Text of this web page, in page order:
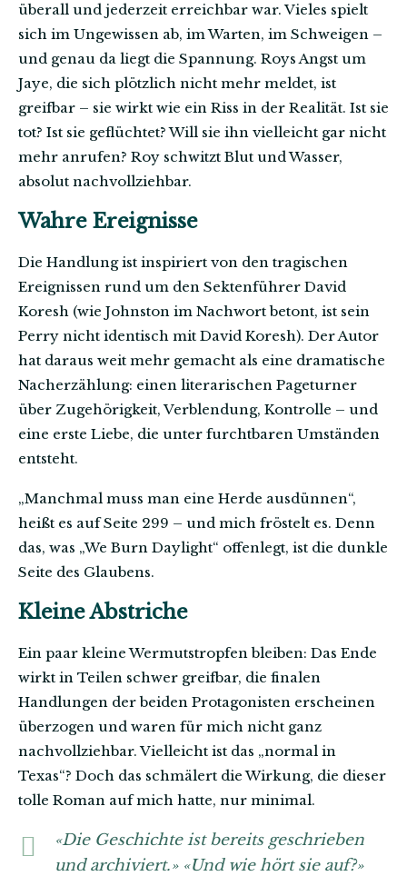
überall und jederzeit erreichbar war. Vieles spielt
sich im Ungewissen ab, im Warten, im Schweigen –
und genau da liegt die Spannung. Roys Angst um
Jaye, die sich plötzlich nicht mehr meldet, ist
greifbar – sie wirkt wie ein Riss in der Realität. Ist sie
tot? Ist sie geflüchtet? Will sie ihn vielleicht gar nicht
mehr anrufen? Roy schwitzt Blut und Wasser,
absolut nachvollziehbar.
Wahre Ereignisse
Die Handlung ist inspiriert von den tragischen
Ereignissen rund um den Sektenführer David
Koresh (wie Johnston im Nachwort betont, ist sein
Perry nicht identisch mit David Koresh). Der Autor
hat daraus weit mehr gemacht als eine dramatische
Nacherzählung: einen literarischen Pageturner
über Zugehörigkeit, Verblendung, Kontrolle – und
eine erste Liebe, die unter furchtbaren Umständen
entsteht.
„Manchmal muss man eine Herde ausdünnen“,
heißt es auf Seite 299 – und mich fröstelt es. Denn
das, was „We Burn Daylight“ offenlegt, ist die dunkle
Seite des Glaubens.
Kleine Abstriche
Ein paar kleine Wermutstropfen bleiben: Das Ende
wirkt in Teilen schwer greifbar, die finalen
Handlungen der beiden Protagonisten erscheinen
überzogen und waren für mich nicht ganz
nachvollziehbar. Vielleicht ist das „normal in
Texas“? Doch das schmälert die Wirkung, die dieser
tolle Roman auf mich hatte, nur minimal.
«Die Geschichte ist bereits geschrieben
und archiviert.» «Und wie hört sie auf?»